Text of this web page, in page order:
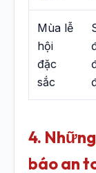
Mùa lễ
hội
đặc
sắc
4.
báo an